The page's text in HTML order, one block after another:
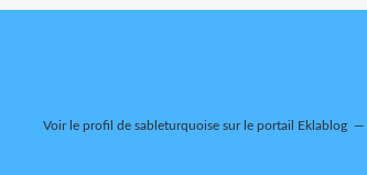
Voir le profil de sableturquoise sur le portail Eklablog